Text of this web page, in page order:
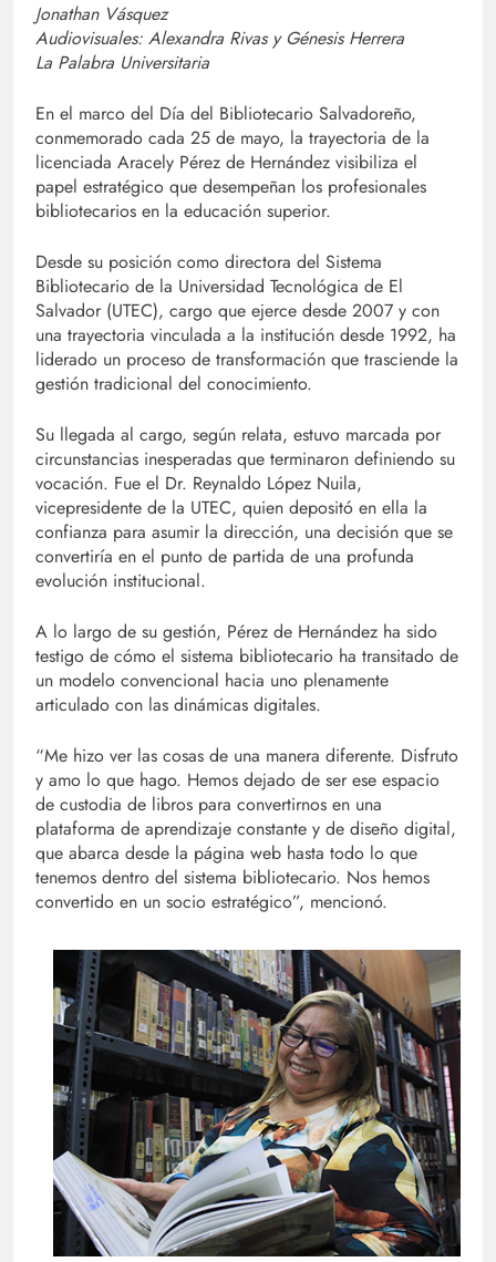
Jonathan Vásquez
Audiovisuales: Alexandra Rivas y Génesis Herrera
La Palabra Universitaria
En el marco del Día del Bibliotecario Salvadoreño,
conmemorado cada 25 de mayo, la trayectoria de la
licenciada Aracely Pérez de Hernández visibiliza el
papel estratégico que desempeñan los profesionales
bibliotecarios en la educación superior.
Desde su posición como directora del Sistema
Bibliotecario de la Universidad Tecnológica de El
Salvador (UTEC), cargo que ejerce desde 2007 y con
una trayectoria vinculada a la institución desde 1992, ha
liderado un proceso de transformación que trasciende la
gestión tradicional del conocimiento.
Su llegada al cargo, según relata, estuvo marcada por
circunstancias inesperadas que terminaron definiendo su
vocación. Fue el Dr. Reynaldo López Nuila,
vicepresidente de la UTEC, quien depositó en ella la
confianza para asumir la dirección, una decisión que se
convertiría en el punto de partida de una profunda
evolución institucional.
A lo largo de su gestión, Pérez de Hernández ha sido
testigo de cómo el sistema bibliotecario ha transitado de
un modelo convencional hacia uno plenamente
articulado con las dinámicas digitales.
“Me hizo ver las cosas de una manera diferente. Disfruto
y amo lo que hago. Hemos dejado de ser ese espacio
de custodia de libros para convertirnos en una
plataforma de aprendizaje constante y de diseño digital,
que abarca desde la página web hasta todo lo que
tenemos dentro del sistema bibliotecario. Nos hemos
convertido en un socio estratégico”, mencionó.